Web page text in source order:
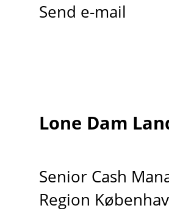
Send e-mail
Lone Dam
Senior Cash
Region